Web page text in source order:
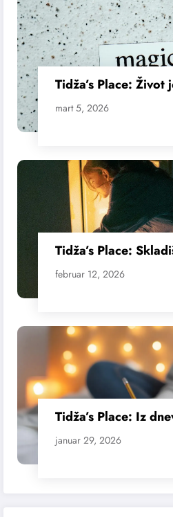
Tidža’s Place: Život
mart 5, 2026
Tidža’s Place:
februar 12, 2026
Tidža’s Place: Iz
januar 29, 2026